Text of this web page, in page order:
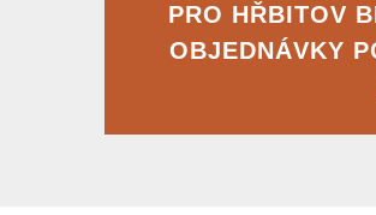
PRO HŘBITOV
OBJEDNÁVKY